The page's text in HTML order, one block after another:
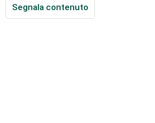
Segnala contenuto